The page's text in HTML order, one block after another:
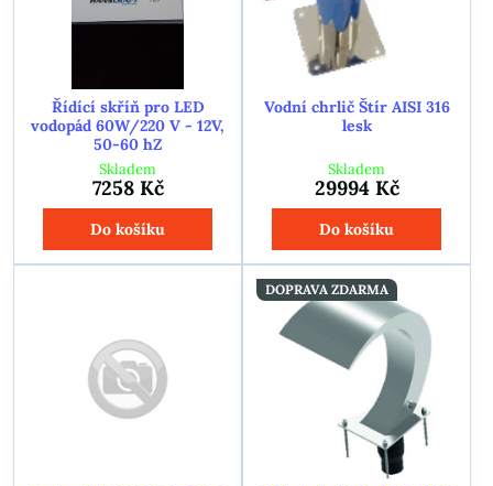
Řídící skříň pro LED
vodopád 60W/220 V - 12V,
50-60 hZ
Skladem
7258 Kč
Do košíku
Vodní chrlič Štír AISI 316
lesk
Skladem
29994 Kč
Do košíku
DOPRAVA ZDARMA